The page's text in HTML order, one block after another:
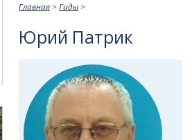
Главная >Гиды >
Юрий Патрик